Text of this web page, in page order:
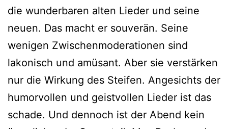
die wunderbaren alten Lieder und seine
neuen. Das macht er souverän. Seine
wenigen Zwischenmoderationen sind
lakonisch und amüsant. Aber sie verstärken
nur die Wirkung des Steifen. Angesichts der
humorvollen und geistvollen Lieder ist das
schade. Und dennoch ist der Abend kein